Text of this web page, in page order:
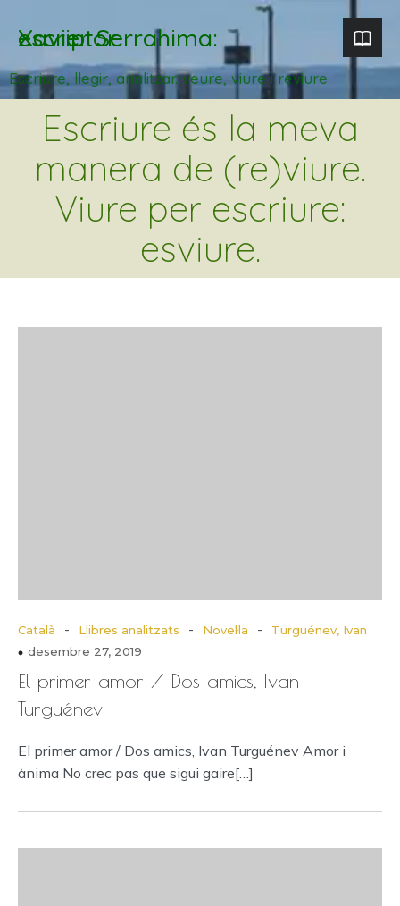
Xavier Serrahima: escriptor
Escriure, llegir, analitzar. veure, viure i reviure
Escriure és la meva
manera de (re)viure.
Viure per escriure:
esviure.
Català - Llibres analitzats - Novel·la -
Turguénev, Ivan
desembre 27, 2019
El primer amor / Dos amics, Ivan
Turguénev
El primer amor / Dos amics, Ivan Turguénev Amor i
ànima No crec pas que sigui gaire[…]